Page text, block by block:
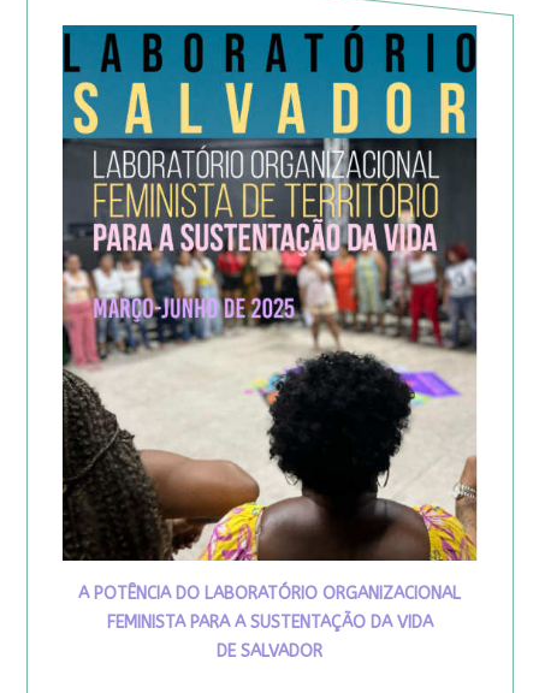
A POTÊNCIA DO LABORATÓRIO ORGANIZACIONAL
FEMINISTA PARA A SUSTENTAÇÃO DA VIDA
DE SALVADOR